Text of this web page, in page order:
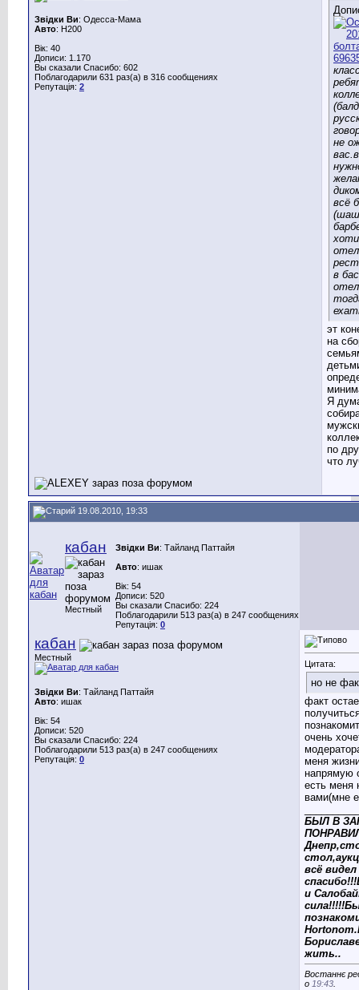
Звідки Ви: Одесса-Мама
Авто: H200
Вік: 40
Дописи: 1.170
Вы сказали Спасибо: 602
Поблагодарили 631 раз(а) в 316 сообщениях
Репутація: 2
не
всё
в
эт
на
Я
по
что
19.08.2010, 19:33
кабан
Местный
Звідки Ви: Тайланд Паттайя
Авто: ишак
Вік: 54
Дописи: 520
Вы сказали Спасибо: 224
Поблагодарили 513 раз(а) в 247 сообщениях
Репутація: 0
кабан
Местный
Звідки Ви: Тайланд Паттайя
Авто: ишак
Вік: 54
Дописи: 520
Вы сказали Спасибо: 224
Поблагодарили 513 раз(а) в 247 сообщениях
Репутація: 0
Цитата:
но не
факт
очень
меня
напрямую
есть меня
вами(мне
БЫЛ В
всё
и
жить..
Востаннє
о 19:43